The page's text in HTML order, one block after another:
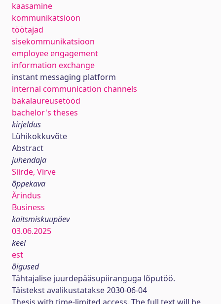
kaasamine
kommunikatsioon
töötajad
sisekommunikatsioon
employee engagement
information exchange
instant messaging platform
internal communication channels
bakalaureusetööd
bachelor's theses
kirjeldus
Lühikokkuvõte
Abstract
juhendaja
Siirde, Virve
õppekava
Ärindus
Business
kaitsmiskuupäev
03.06.2025
keel
est
õigused
Tähtajalise juurdepääsupiiranguga lõputöö.
Täistekst avalikustatakse 2030-06-04